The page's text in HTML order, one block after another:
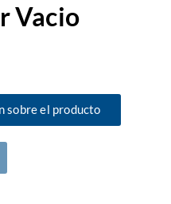
Vacio
sobre el producto